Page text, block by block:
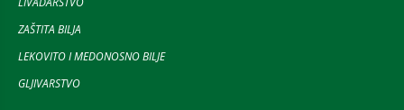
ZAŠTITA BILJA
LEKOVITO I MEDONOSNO BILJE
GLJIVARSTVO